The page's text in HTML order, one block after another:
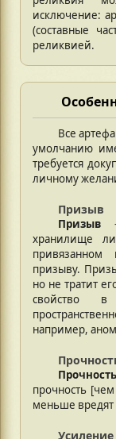
исключение:
(составные
реликвией.
Все
умолчанию
требуется
личному
Призыв
Призыв
хранилище
призыву.
но не тратит
свойство
например,
Прочность
прочность
меньше вредят
Усиление